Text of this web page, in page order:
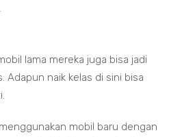
lama mereka juga bisa jadi
Adapun naik kelas di sini bisa
mobil baru dengan